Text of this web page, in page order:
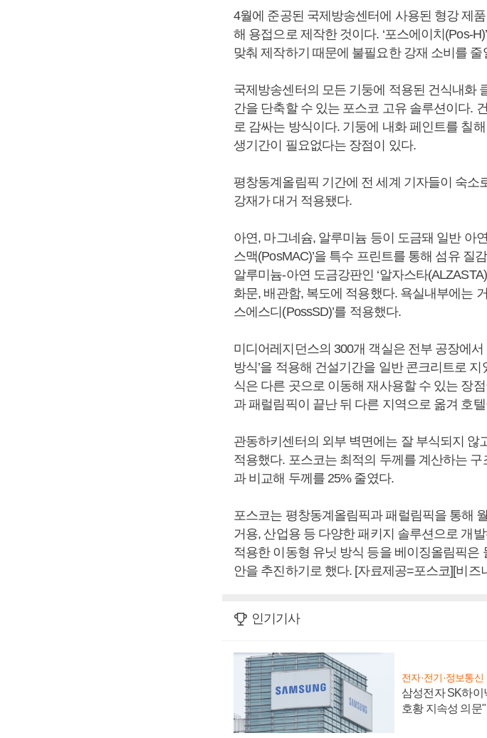
4월에 준공된 국제방송센터에 사용된 형강 제
해 용접으로 제작한 것이다. ‘포스에이치(Pos-
맞춰 제작하기 때문에 불필요한 강재 소비를
국제방송센터의 모든 기둥에 적용된 건식내화
간을 단축할 수 있는 포스코 고유 솔루션이다.
로 감싸는 방식이다. 기둥에 내화 페인트를 칠
생기간이 필요없다는 장점이 있다.
평창동계올림픽 기간에 전 세계 기자들이 숙소
강재가 대거 적용됐다.
아연, 마그네슘, 알루미늄 등이 도금돼 일반 아
스맥(PosMAC)’을 특수 프린트를 통해 섬유 질
알루미늄-아연 도금강판인 ‘알자스타
화문, 배관함, 복도에 적용했다. 욕실내부에는
스에스디(PossSD)’를 적용했다.
미디어레지던스의 300개 객실은 전부 공장에
방식’을 적용해 건설기간을 일반 콘크리트로
식은 다른 곳으로 이동해 재사용할 수 있는 장
과 패럴림픽이 끝난 뒤 다른 지역으로 옮겨 호
관동하키센터의 외부 벽면에는 잘 부식되지 않
적용했다. 포스코는 최적의 두께를 계산하는
과 비교해 두께를 25% 줄였다.
포스코는 평창동계올림픽과 패럴림픽을 통해
거용, 산업용 등 다양한 패키지 솔루션으로 개
적용한 이동형 유닛 방식 등을 베이징올림픽
안을 추진하기로 했다. [자료제공=포스코][비즈
인기기사
전자·전기·정보통신
삼성전자 SK하이
호황 지속성 의문"